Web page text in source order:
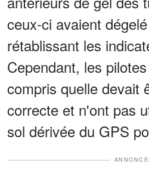
ceux-ci avaient
rétablissant les
Cependant, les
compris quelle devait
correcte et n'ont pas
sol dérivée du GPS